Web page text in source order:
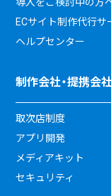
ECサイト制作代行サ
ヘルプセンター
制作会社・提携会
取次店制度
アプリ開発
メディアキット
セキュリティ